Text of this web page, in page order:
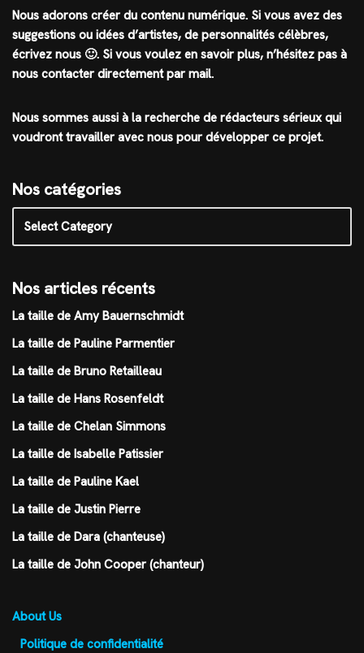
Nous adorons créer du contenu numérique. Si vous avez des
suggestions ou idées d’artistes, de personnalités célèbres,
écrivez nous 🙂. Si vous voulez en savoir plus, n’hésitez pas à
nous contacter directement par mail.
Nous sommes aussi à la recherche de rédacteurs sérieux qui
voudront travailler avec nous pour développer ce projet.
Nos catégories
Nos articles récents
La taille de Amy Bauernschmidt
La taille de Pauline Parmentier
La taille de Bruno Retailleau
La taille de Hans Rosenfeldt
La taille de Chelan Simmons
La taille de Isabelle Patissier
La taille de Pauline Kael
La taille de Justin Pierre
La taille de Dara (chanteuse)
La taille de John Cooper (chanteur)
About Us
Politique de confidentialité